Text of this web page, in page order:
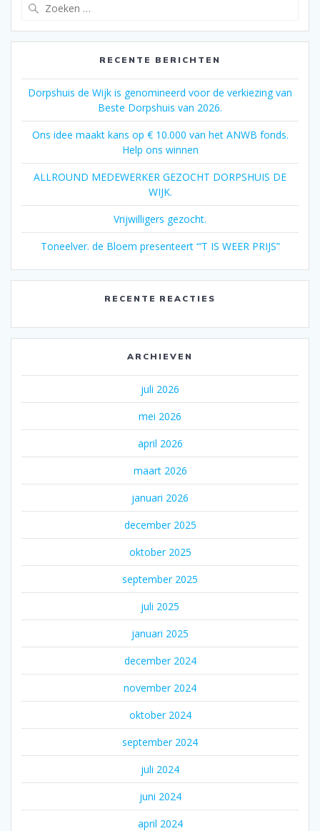
RECENTE BERICHTEN
Dorpshuis de Wijk is genomineerd voor de verkiezing van
Beste Dorpshuis van 2026.
Ons idee maakt kans op € 10.000 van het ANWB fonds.
Help ons winnen
ALLROUND MEDEWERKER GEZOCHT DORPSHUIS DE
WIJK.
Vrijwilligers gezocht.
Toneelver. de Bloem presenteert “‘T IS WEER PRIJS”
RECENTE REACTIES
ARCHIEVEN
juli 2026
mei 2026
april 2026
maart 2026
januari 2026
december 2025
oktober 2025
september 2025
juli 2025
januari 2025
december 2024
november 2024
oktober 2024
september 2024
juli 2024
juni 2024
april 2024